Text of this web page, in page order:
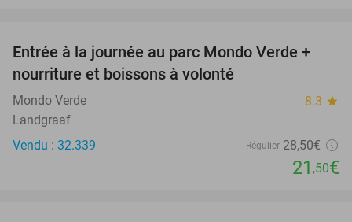
25%
Entrée à la journée au parc Mondo Verde +
nourriture et boissons à volonté
Mondo Verde 8.3 star
Landgraaf
Vendu : 32.339
Régulier 28,50€
21 ,50€